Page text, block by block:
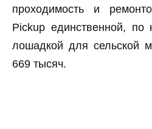
проходимость и
Pickup единственной, по
лошадкой для сельской
669 тысяч.